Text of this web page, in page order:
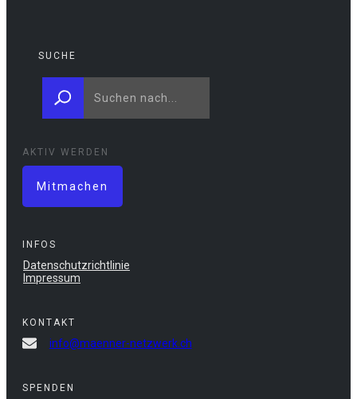
SUCHE
AKTIV WERDEN
Mitmachen
INFOS
Datenschutzrichtlinie
Impressum
KONTAKT
info@maenner-netzwerk.ch
SPENDEN